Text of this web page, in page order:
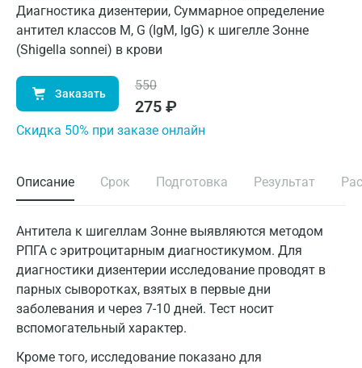
Диагностика дизентерии, Суммарное определение
антител классов M, G (IgM, IgG) к шигелле Зонне
(Shigella sonnei) в крови
Заказать
550
275 ₽
Cкидка 50% при заказе онлайн
Описание Срок Подготовка Результат
Антитела к шигеллам Зонне выявляются методом
РПГА с эритроцитарным диагностикумом. Для
диагностики дизентерии исследование проводят в
парных сыворотках, взятых в первые дни
заболевания и через 7-10 дней. Тест носит
вспомогательный характер.
Кроме того, исследование показано для